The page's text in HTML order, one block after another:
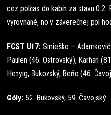
cez polčas do kabín za stavu 0:2.
vyrovnané, no v záverečnej pol
FCST U17: Smieško –
Paulen (46. Ostrovský), Karhan
Henyig, Bukovský, Beňo (46.
Góly: 52. Bukovský, 59. Čavojský